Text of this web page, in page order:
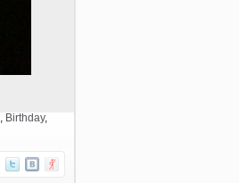
Birthday,